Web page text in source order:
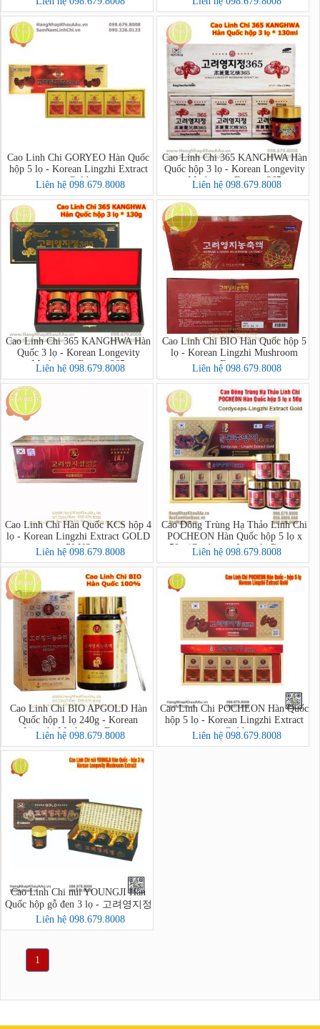
Cao Linh Chi GORYEO Hàn Quốc
hộp 5 lọ - Korean Lingzhi Extract
Gold
Liên hệ 098.679.8008
Cao Linh Chi 365 KANGHWA Hàn
Quốc hộp 3 lọ - Korean Longevity
Mushroom Extract 365
Liên hệ 098.679.8008
Cao Linh Chi 365 KANGHWA Hàn
Quốc 3 lọ - Korean Longevity
Mushroom Extract 365
Liên hệ 098.679.8008
Cao Linh Chi BIO Hàn Quốc hộp 5
lọ - Korean Lingzhi Mushroom
Extract
Liên hệ 098.679.8008
Cao Linh Chi Hàn Quốc KCS hộp 4
lọ - Korean Lingzhi Extract GOLD
PLUS
Liên hệ 098.679.8008
Cao Đông Trùng Hạ Thảo Linh Chi
POCHEON Hàn Quốc hộp 5 lọ x
50g (Cordyceps-Lingzhi Extract
Liên hệ 098.679.8008
Cao Linh Chi BIO APGOLD Hàn
Quốc hộp 1 lọ 240g - Korean
Lingzhi Mushroom Extract
Liên hệ 098.679.8008
Cao Linh Chi POCHEON Hàn Quốc
hộp 5 lọ - Korean Lingzhi Extract
Gold
Liên hệ 098.679.8008
Cao Linh Chi núi YOUNGJI Hàn
Quốc hộp gỗ đen 3 lọ - 고려영지정
골드
Liên hệ 098.679.8008
1